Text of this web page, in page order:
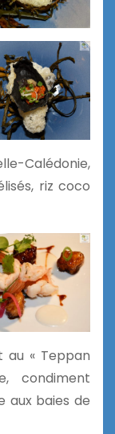
Calédonie,
riz coco
au « Teppan
condiment
aux baies de